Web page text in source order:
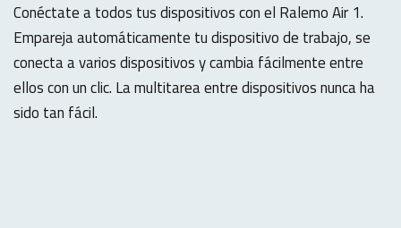
Conéctate a todos tus dispositivos con el Ralemo Air 1.
Empareja automáticamente tu dispositivo de trabajo, se
conecta a varios dispositivos y cambia fácilmente entre
ellos con un clic. La multitarea entre dispositivos nunca ha
sido tan fácil.